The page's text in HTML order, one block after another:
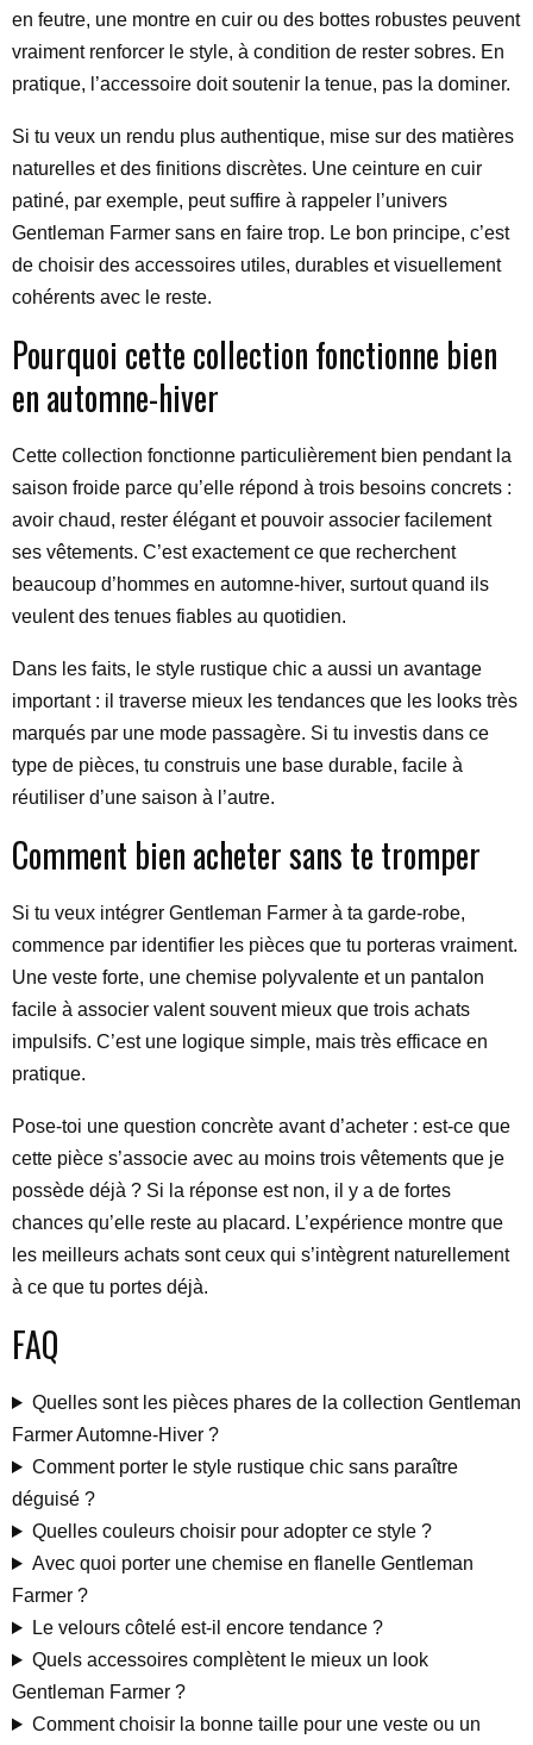
en feutre, une montre en cuir ou des bottes robustes peuvent
vraiment renforcer le style, à condition de rester sobres. En
pratique, l’accessoire doit soutenir la tenue, pas la dominer.
Si tu veux un rendu plus authentique, mise sur des matières
naturelles et des finitions discrètes. Une ceinture en cuir
patiné, par exemple, peut suffire à rappeler l’univers
Gentleman Farmer sans en faire trop. Le bon principe, c’est
de choisir des accessoires utiles, durables et visuellement
cohérents avec le reste.
Pourquoi cette collection fonctionne bien
en automne-hiver
Cette collection fonctionne particulièrement bien pendant la
saison froide parce qu’elle répond à trois besoins concrets :
avoir chaud, rester élégant et pouvoir associer facilement
ses vêtements. C’est exactement ce que recherchent
beaucoup d’hommes en automne-hiver, surtout quand ils
veulent des tenues fiables au quotidien.
Dans les faits, le style rustique chic a aussi un avantage
important : il traverse mieux les tendances que les looks très
marqués par une mode passagère. Si tu investis dans ce
type de pièces, tu construis une base durable, facile à
réutiliser d’une saison à l’autre.
Comment bien acheter sans te tromper
Si tu veux intégrer Gentleman Farmer à ta garde-robe,
commence par identifier les pièces que tu porteras vraiment.
Une veste forte, une chemise polyvalente et un pantalon
facile à associer valent souvent mieux que trois achats
impulsifs. C’est une logique simple, mais très efficace en
pratique.
Pose-toi une question concrète avant d’acheter : est-ce que
cette pièce s’associe avec au moins trois vêtements que je
possède déjà ? Si la réponse est non, il y a de fortes
chances qu’elle reste au placard. L’expérience montre que
les meilleurs achats sont ceux qui s’intègrent naturellement
à ce que tu portes déjà.
FAQ
Quelles sont les pièces phares de la collection Gentleman
Farmer Automne-Hiver ?
Comment porter le style rustique chic sans paraître
déguisé ?
Quelles couleurs choisir pour adopter ce style ?
Avec quoi porter une chemise en flanelle Gentleman
Farmer ?
Le velours côtelé est-il encore tendance ?
Quels accessoires complètent le mieux un look
Gentleman Farmer ?
Comment choisir la bonne taille pour une veste ou un